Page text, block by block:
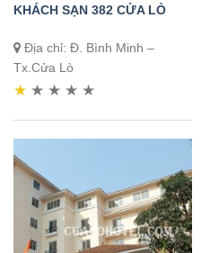
KHÁCH SẠN 382 CỬA LÒ
Địa chỉ: Đ. Bình Minh –
Tx.Cửa Lò
★ ★ ★ ★ ★